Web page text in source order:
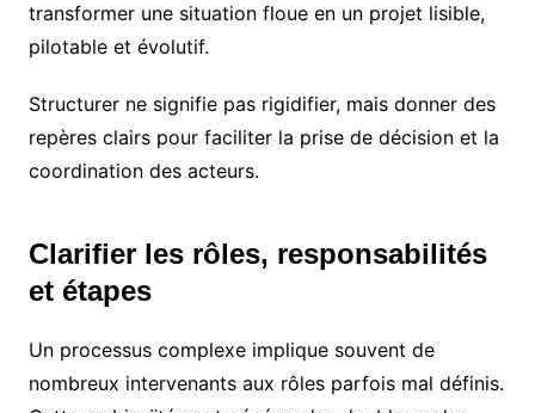
transformer une situation floue en un projet lisible,
pilotable et évolutif.
Structurer ne signifie pas rigidifier, mais donner des
repères clairs pour faciliter la prise de décision et la
coordination des acteurs.
Clarifier les rôles, responsabilités
et étapes
Un processus complexe implique souvent de
nombreux intervenants aux rôles parfois mal définis.